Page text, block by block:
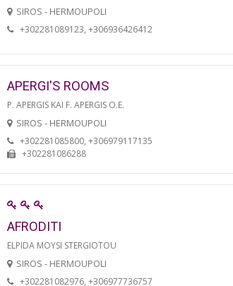
SIROS - HERMOUPOLI
+302281089123, +306936426412
APERGI'S ROOMS
P. APERGIS KAI F. APERGIS O.E.
SIROS - HERMOUPOLI
+302281085800, +306979117135
+302281086288
AFRODITI
ELPIDA MOYSI STERGIOTOU
SIROS - HERMOUPOLI
+302281082976, +306977736757